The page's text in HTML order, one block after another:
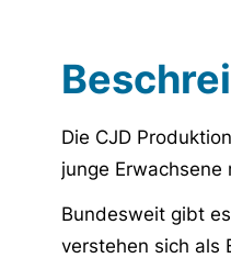
Die CJD
junge
Bundesweit gibt
verstehen sich als